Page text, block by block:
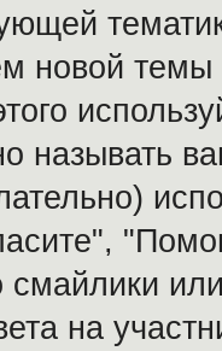
новой
называть
на